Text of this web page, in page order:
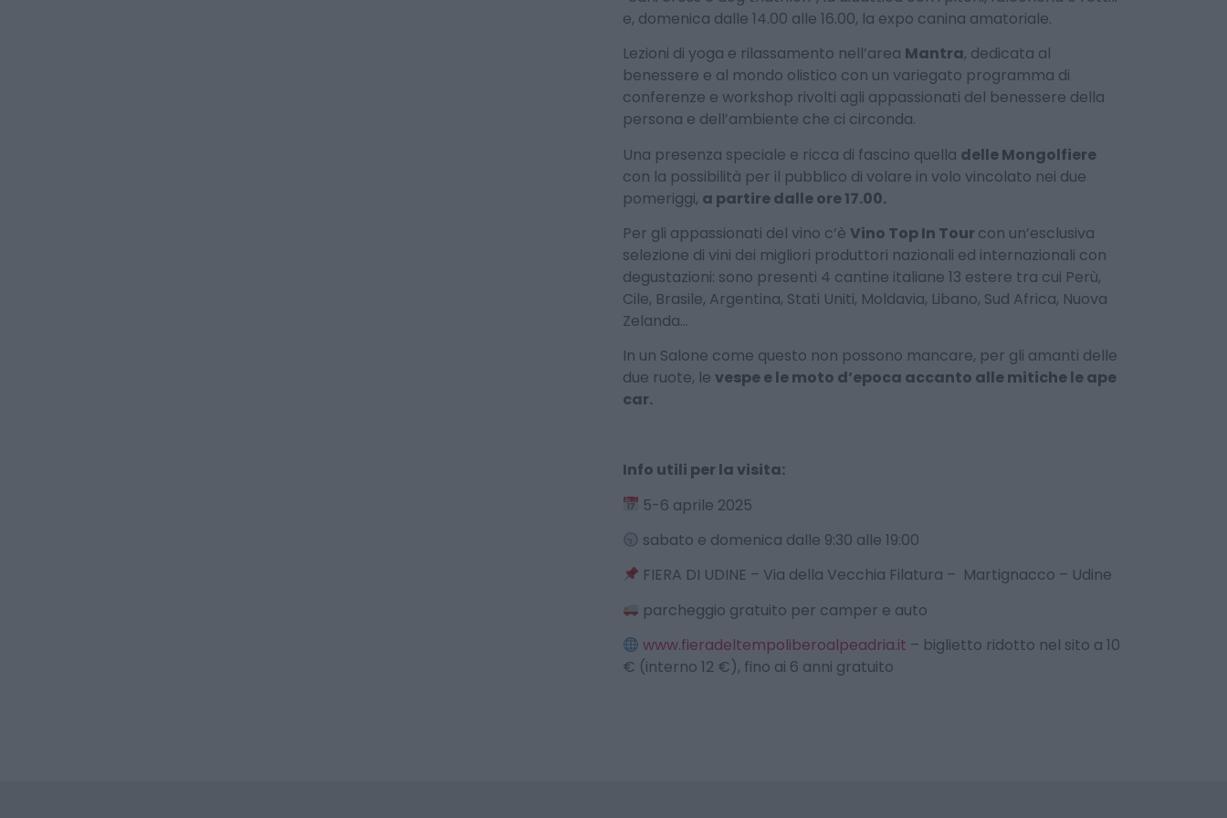
e, domenica dalle 14.00 alle 16.00, la expo canina amatoriale.
Lezioni di yoga e rilassamento nell’area Mantra, dedicata al
benessere e al mondo olistico con un variegato programma di
conferenze e workshop rivolti agli appassionati del benessere della
persona e dell’ambiente che ci circonda.
Una presenza speciale e ricca di fascino quella delle Mongolfiere
con la possibilità per il pubblico di volare in volo vincolato nei due
pomeriggi, a partire dalle ore 17.00.
Per gli appassionati del vino c’è Vino Top In Tour con un’esclusiva
selezione di vini dei migliori produttori nazionali ed internazionali con
degustazioni: sono presenti 4 cantine italiane 13 estere tra cui Perù,
Cile, Brasile, Argentina, Stati Uniti, Moldavia, Libano, Sud Africa, Nuova
Zelanda…
In un Salone come questo non possono mancare, per gli amanti delle
due ruote, le vespe e le moto d’epoca accanto alle mitiche le ape
car.
Info utili per la visita:
5-6 aprile 2025
sabato e domenica dalle 9:30 alle 19:00
FIERA DI UDINE – Via della Vecchia Filatura – Martignacco – Udine
parcheggio gratuito per camper e auto
www.fieradeltempoliberoalpeadria.it – biglietto ridotto nel sito a 10
€ (interno 12 €), fino ai 6 anni gratuito